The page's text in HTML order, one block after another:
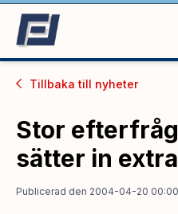
Tillbaka till nyheter
Stor
sätter in
Publicerad den 2004-04-20 00:00